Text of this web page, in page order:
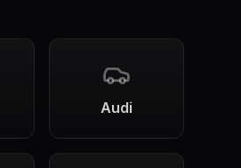
Audi